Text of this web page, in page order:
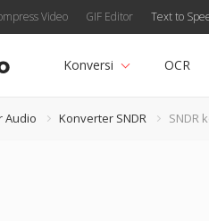
Video GIF Editor Text to
Konversi OCR
Audio Konverter SNDR SNDR